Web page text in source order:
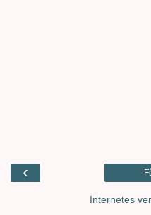
‹
Internetes